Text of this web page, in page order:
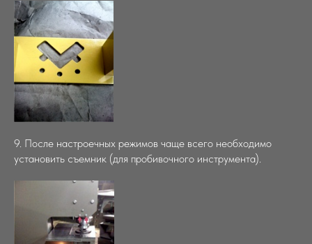
9. После настроечных режимов чаще всего необходимо
установить съемник (для пробивочного инструмента).